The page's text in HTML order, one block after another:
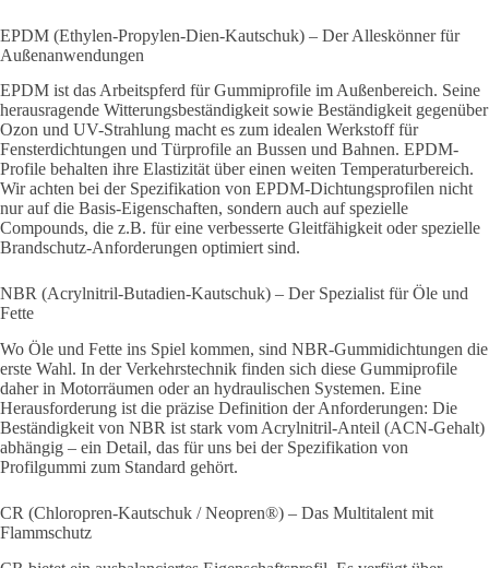
EPDM (Ethylen-Propylen-Dien-Kautschuk) – Der Alleskönner für
Außenanwendungen
EPDM ist das Arbeitspferd für Gummiprofile im Außenbereich. Seine
herausragende Witterungsbeständigkeit sowie Beständigkeit gegenüber
Ozon und UV-Strahlung macht es zum idealen Werkstoff für
Fensterdichtungen und Türprofile an Bussen und Bahnen. EPDM-
Profile behalten ihre Elastizität über einen weiten Temperaturbereich.
Wir achten bei der Spezifikation von EPDM-Dichtungsprofilen nicht
nur auf die Basis-Eigenschaften, sondern auch auf spezielle
Compounds, die z.B. für eine verbesserte Gleitfähigkeit oder spezielle
Brandschutz-Anforderungen optimiert sind.
NBR (Acrylnitril-Butadien-Kautschuk) – Der Spezialist für Öle und
Fette
Wo Öle und Fette ins Spiel kommen, sind NBR-Gummidichtungen die
erste Wahl. In der Verkehrstechnik finden sich diese Gummiprofile
daher in Motorräumen oder an hydraulischen Systemen. Eine
Herausforderung ist die präzise Definition der Anforderungen: Die
Beständigkeit von NBR ist stark vom Acrylnitril-Anteil (ACN-Gehalt)
abhängig – ein Detail, das für uns bei der Spezifikation von
Profilgummi zum Standard gehört.
CR (Chloropren-Kautschuk / Neopren®) – Das Multitalent mit
Flammschutz